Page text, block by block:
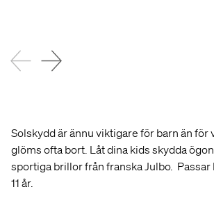
Solskydd är ännu viktigare för barn än för
glöms ofta bort. Låt dina kids skydda
sportiga brillor från franska Julbo.
11 år.